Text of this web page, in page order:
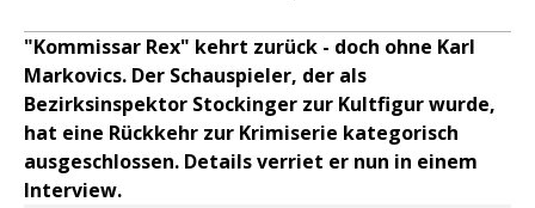
"Kommissar Rex" kehrt zurück - doch ohne Karl
Markovics. Der Schauspieler, der als
Bezirksinspektor Stockinger zur Kultfigur wurde,
hat eine Rückkehr zur Krimiserie kategorisch
ausgeschlossen. Details verriet er nun in einem
Interview.